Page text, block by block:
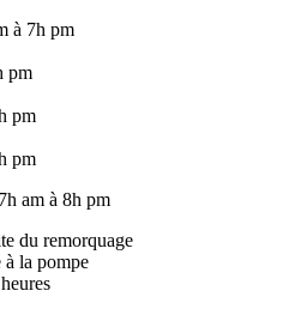
à 7h pm
pm
pm
pm
am à 8h pm
du remorquage
à la pompe